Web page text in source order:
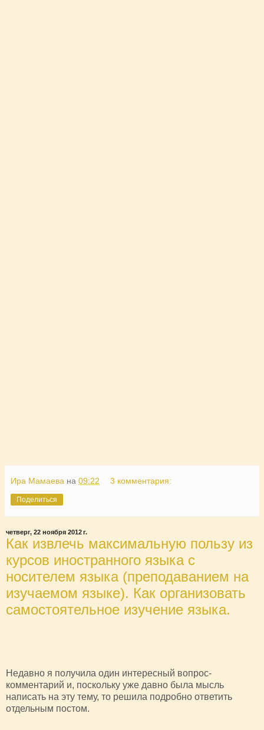
Ира Мамаева на 09:22 3 комментария:
Поделиться
четверг, 22 ноября 2012 г.
Как извлечь максимальную пользу из
курсов иностранного языка с
носителем языка (преподаванием на
изучаемом языке). Как организовать
самостоятельное изучение языка.
Недавно я получила один интересный вопрос-
комментарий и, поскольку уже давно была мысль
написать на эту тему, то решила подробно ответить
отдельным постом.